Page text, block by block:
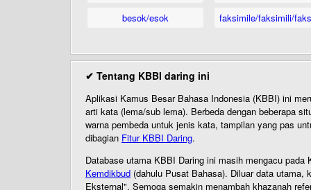
besok/esok
faksimile/faksimili/
✔ Tentang KBBI daring ini
Aplikasi Kamus Besar Bahasa Indonesia (KBBI) ini
arti kata (lema/sub lema). Berbeda dengan beberapa
warna pembeda untuk jenis kata, tampilan yang pas
dibagian Fitur KBBI Daring.
Database utama KBBI Daring ini masih mengacu
Kemdikbud (dahulu Pusat Bahasa). Diluar data utama,
Eksternal". Semoga semakin menambah khazanah